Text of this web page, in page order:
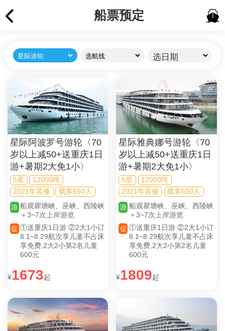
船票预定
选日期
星际阿波罗号游轮〈70
岁以上减50+送重庆1日
游+暑期2大免1小〉
5星
12000吨
2021年装修
载客650人
游 船观瞿塘峡、巫峡、西陵峡
＋3~7次上岸游览
促 ①送重庆1日游 ②2大1小订
8.1~8.29航次享儿童不占床
享免费,2大2小第2名儿童
600元
¥1673起
星际雅典娜号游轮〈70
岁以上减50+送重庆1日
游+暑期2大免1小〉
5星
12000吨
2021年装修
载客650人
游 船观瞿塘峡、巫峡、西陵峡
＋3~7次上岸游览
促 ①送重庆1日游 ②2大1小订
8.1~8.29航次享儿童不占床
享免费,2大2小第2名儿童
600元
¥1809起